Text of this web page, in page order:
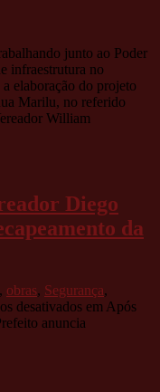
junto ao Poder
infraestrutura no
elaboração do projeto
Marilu, no referido
William
Diego
da
, obras, Segurança,
desativados em Após
anuncia